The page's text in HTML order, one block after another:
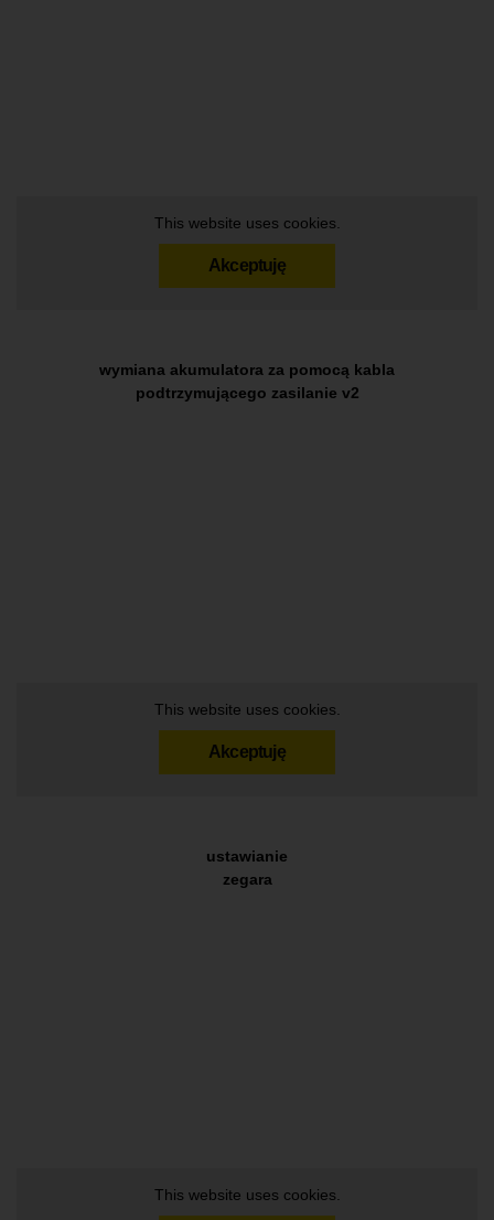
This website uses cookies.
Akceptuję
wymiana akumulatora za pomocą kabla
podtrzymującego zasilanie v2
This website uses cookies.
Akceptuję
ustawianie
zegara
This website uses cookies.